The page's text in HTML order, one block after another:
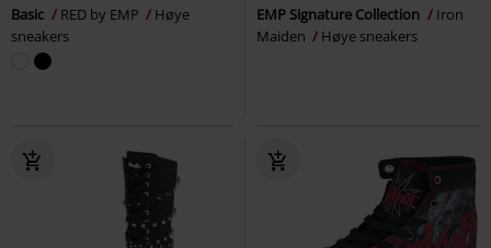
Basic RED by EMP
Høye
sneakers
EMP Signature Collection
Iron
Maiden
Høye sneakers